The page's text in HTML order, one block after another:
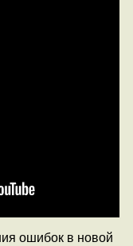
ошибок в новой